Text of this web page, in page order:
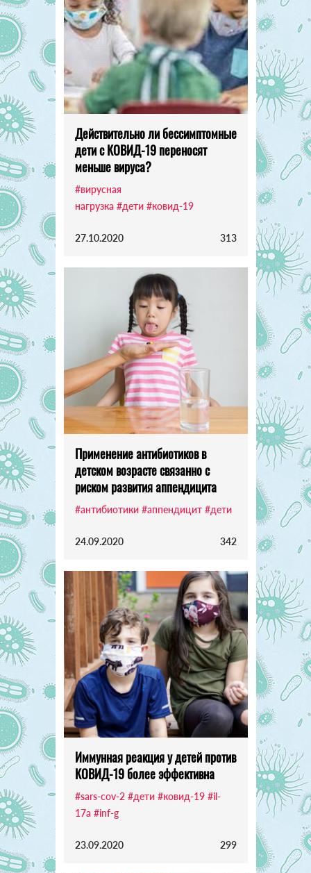
Действительно ли бессимптомные
дети с КОВИД-19 переносят
меньше вируса?
#вирусная
нагрузка #дети #ковид-19
27.10.2020 313
Применение антибиотиков в
детском возрасте связанно с
риском развития аппендицита
#антибиотики #аппендицит #дети
24.09.2020 342
Иммунная реакция у детей против
КОВИД-19 более эффективна
#sars-cov-2 #дети #ковид-19 #il-
17a #inf-g
23.09.2020 299